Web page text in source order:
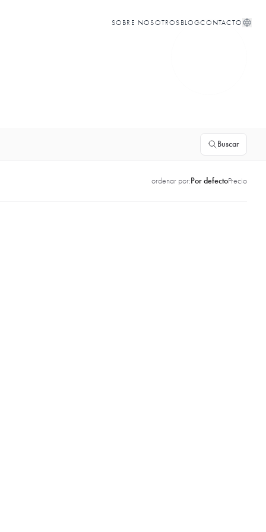
SOBRE NOSOTROS BLOGCONTACTO
Buscar
ordenar por:Por defectoPrecio